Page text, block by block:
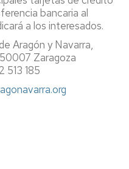
bancaria al
a los interesados.
Aragón y Navarra,
Zaragoza
513 185